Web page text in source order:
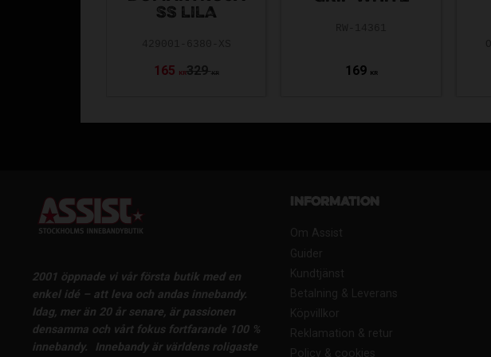
SS LILA
165 KR329 KR 169 KR
2001 öppnade vi vår första butik med en
enkel idé – att leva och andas innebandy.
Idag, mer än 20 år senare, är passionen
densamma och vårt fokus fortfarande 100 %
innebandy.
Innebandy är världens roligaste
Information
Om Assist
Guider
Kundtjänst
Betalning & Leverans
Köpvillkor
Reklamation & retur
Policy & cookies